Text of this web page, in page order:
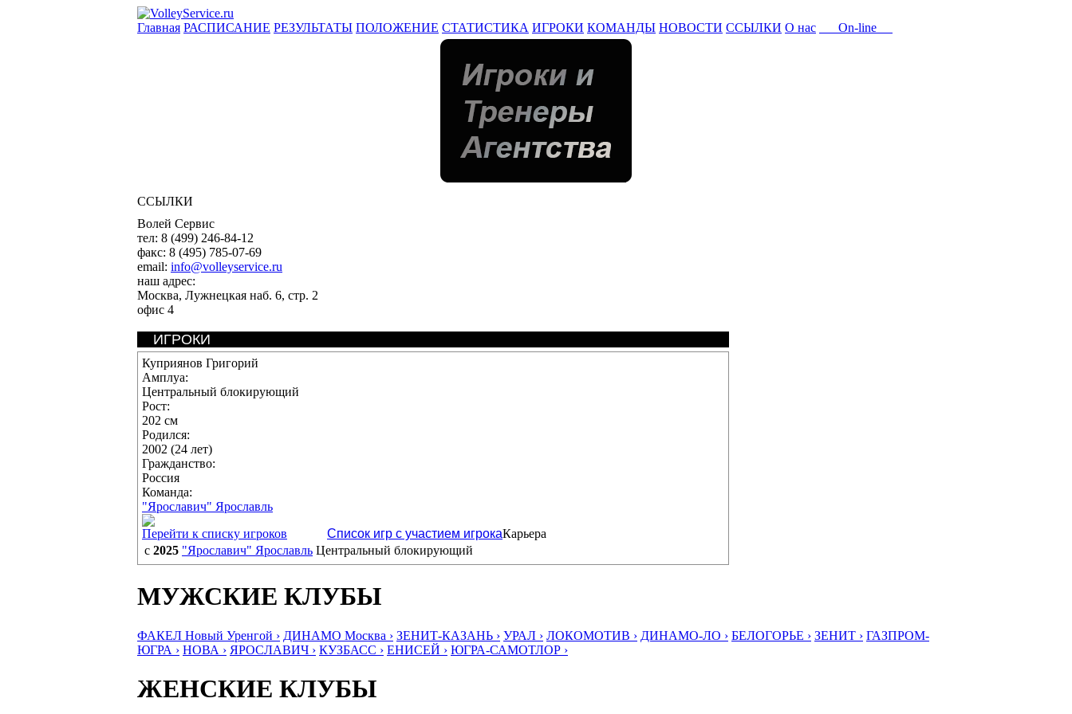
Главная РАСПИСАНИЕ РЕЗУЛЬТАТЫ ПОЛОЖЕНИЕ СТАТИСТИКА ИГРОКИ КОМАНДЫ НОВОСТИ ССЫЛКИ О нас On-line
ССЫЛКИ
Волей Сервис
тел: 8 (499) 246-84-12
факс: 8 (495) 785-07-69
email: info@volleyservice.ru
наш адрес:
Москва, Лужнецкая наб. 6, стр. 2
офис 4
ИГРОКИ
Куприянов Григорий
Амплуа:
Центральный блокирующий
Рост:
202 см
Родился:
2002 (24 лет)
Гражданство:
Россия
Команда:
"Ярославич" Ярославль
Перейти к списку игроков
Список игр с участием игрокаКарьера
с 2025 "Ярославич" Ярославль Центральный блокирующий
МУЖСКИЕ КЛУБЫ
ФАКЕЛ Новый Уренгой › ДИНАМО Москва › ЗЕНИТ-КАЗАНЬ › УРАЛ › ЛОКОМОТИВ › ДИНАМО-ЛО › БЕЛОГОРЬЕ › ЗЕНИТ › ГАЗПРОМ-
ЮГРА › НОВА › ЯРОСЛАВИЧ › КУЗБАСС › ЕНИСЕЙ › ЮГРА-САМОТЛОР ›
ЖЕНСКИЕ КЛУБЫ